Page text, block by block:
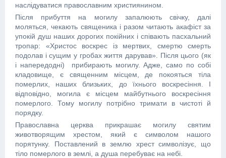
наслідуватися православним християнином.
Після прибуття на могилу запалюють свічку, далі
моляться, чекають священика і разом читають акафіст за
упокій душ наших дорогих покійних і співають пасхальний
тропар: «Христос воскрес із мертвих, смертю смерть
подолав і сущим у гробах життя дарував». Після цього (як
і напередодні) прибирають могилу. Адже, само по собі
кладовище, є священним місцем, де покояться тіла
померлих, наших близьких, до їхнього воскресіння. І
відповідно, могила є місцем майбутнього воскресіння
померлого. Тому могилу потрібно тримати в чистоті й
порядку.
Православна церква прикрашає могилу святим
животворящим хрестом, який є символом нашого
порятунку. Поставлений в землю хрест символізує, що
тіло померлого в землі, а душа перебуває на небі.